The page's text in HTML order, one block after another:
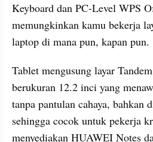
Keyboard dan PC-Level WPS
memungkinkan kamu bekerja
laptop di mana pun, kapan pun.
Tablet mengusung layar
berukuran 12.2 inci yang
tanpa pantulan cahaya, bahkan
sehingga cocok untuk pekerja
menyediakan HUAWEI Notes